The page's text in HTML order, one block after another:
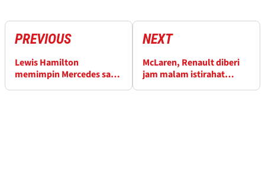
PREVIOUS
Lewis Hamilton
memimpin Mercedes satu-
NEXT
McLaren, Renault diberi
jam malam istirahat